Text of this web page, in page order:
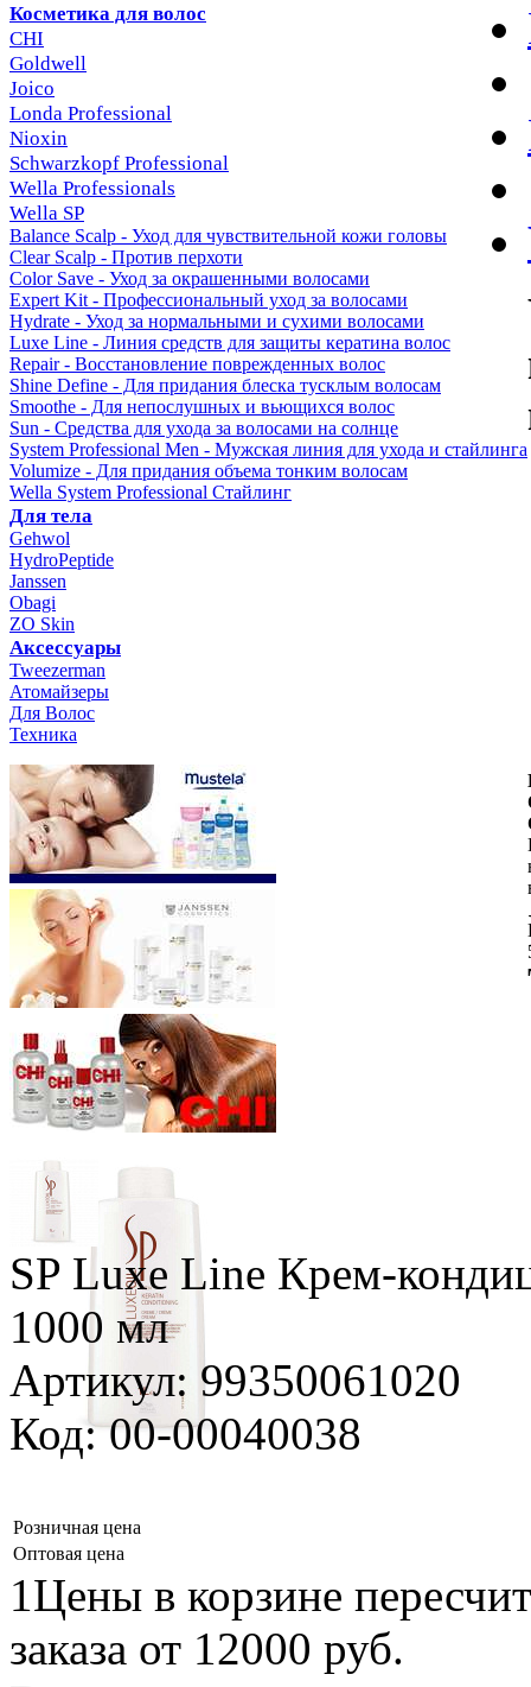
Косметика для волос
CHI
Goldwell
Joico
Londa Professional
Nioxin
Schwarzkopf Professional
Wella Professionals
Wella SP
Balance Scalp - Уход для чувствительной кожи головы
Clear Scalp - Против перхоти
Color Save - Уход за окрашенными волосами
Expert Kit - Профессиональный уход за волосами
Hydrate - Уход за нормальными и сухими волосами
Luxe Line - Линия средств для защиты кератина волос
Repair - Восстановление поврежденных волос
Shine Define - Для придания блеска тусклым волосам
Smoothe - Для непослушных и вьющихся волос
Sun - Средства для ухода за волосами на солнце
System Professional Men - Мужская линия для ухода и стайлинга
Volumize - Для придания объема тонким волосам
Wella System Professional Стайлинг
Для тела
Gehwol
HydroPeptide
Janssen
Obagi
ZO Skin
Aксессуары
Tweezerman
Атомайзеры
Для Волос
Техника
SP Luxe Line Крем-
1000 мл
Артикул: 99350061020
Код: 00-00040038
Розничная цена
Оптовая цена
1Цены в корзине
заказа от 12000 руб.